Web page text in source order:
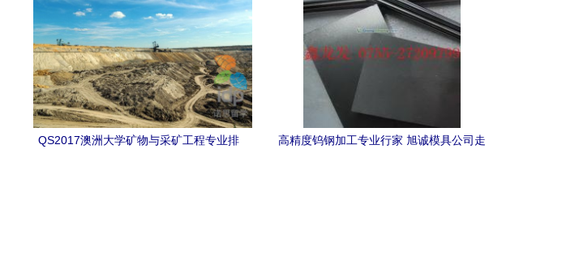
前瞻
QS2017澳洲大学矿物与采矿工程专业排
高精度钨钢加工专业行家 旭诚模具公司走